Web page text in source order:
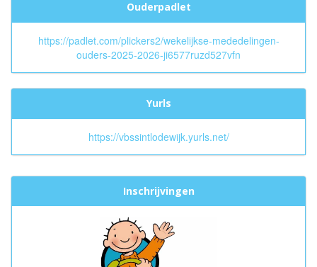
Ouderpadlet
https://padlet.com/plickers2/wekelijkse-mededelingen-
ouders-2025-2026-ji6577ruzd527vfn
Yurls
https://vbssintlodewijk.yurls.net/
Inschrijvingen